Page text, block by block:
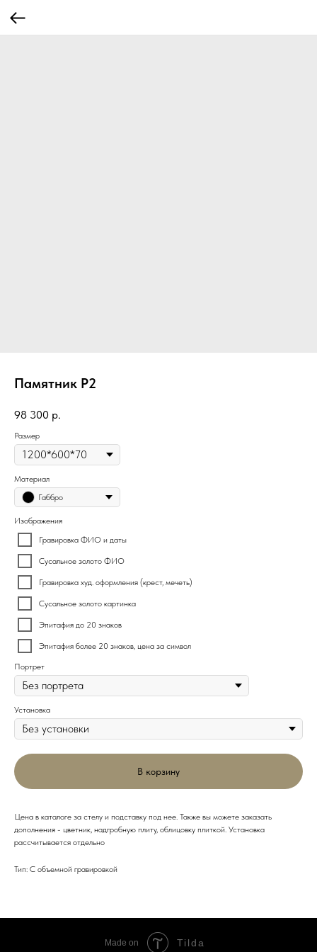
Памятник Р2
98 300 р.
Размер
Материал
Габбро
Изображения
Гравировка ФИО и даты
Сусальное золото ФИО
Гравировка худ. оформления (крест, мечеть)
Сусальное золото картинка
Эпитафия до 20 знаков
Эпитафия более 20 знаков, цена за символ
Портрет
Установка
В корзину
Цена в каталоге за стелу и подставку под нее. Также вы можете заказать
дополнения - цветник, надгробную плиту, облицовку плиткой. Установка
рассчитывается отдельно
Тип: С объемной гравировкой
Made on Tilda